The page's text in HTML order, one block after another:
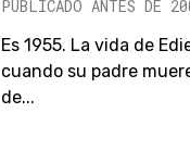
PUBLICADO ANTES DE
Es 1955. La vida de
cuando su padre
de...